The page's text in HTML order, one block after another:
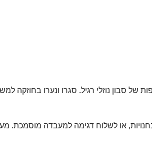
או לשלוח דגימה למעבדה מוסמכת.